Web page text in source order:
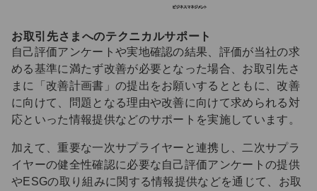
お取引先さまへのテクニカルサポート
自己評価アンケートや実地確認の結果、評価が当社の求
める基準に満たず改善が必要となった場合、お取引先さ
まに「改善計画書」の提出をお願いするとともに、改善
に向けて、問題となる理由や改善に向けて求められる対
応といった情報提供などのサポートを実施しています。
加えて、重要な一次サプライヤーと連携し、二次サプラ
イヤーの健全性確認に必要な自己評価アンケートの提供
やESGの取り組みに関する情報提供などを通じて、お取